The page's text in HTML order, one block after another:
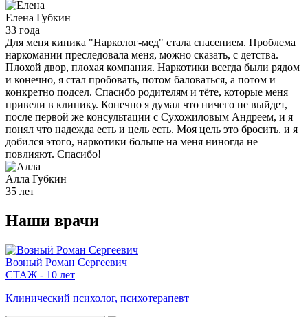
Елена Губкин
33 года
Для меня киника "Нарколог-мед" стала спасением. Проблема
наркомании преследовала меня, можно сказать, с детства.
Плохой двор, плохая компания. Наркотики всегда были рядом
и конечно, я стал пробовать, потом баловаться, а потом и
конкретно подсел. Спасибо родителям и тёте, которые меня
привели в клинику. Конечно я думал что ничего не выйдет,
после первой же консультации с Сухожиловым Андреем, и я
понял что надежда есть и цель есть. Моя цель это бросить. и я
добился этого, наркотики больше на меня ниногда не
повлияют. Спасибо!
Алла Губкин
35 лет
Наши врачи
Возный Роман Сергеевич
СТАЖ - 10 лет
Клинический психолог, психотерапевт